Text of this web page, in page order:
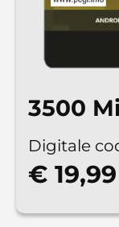
3500
Digitale
€ 19,99